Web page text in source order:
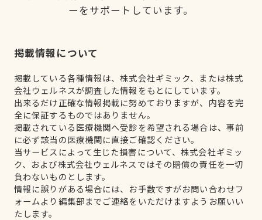
ーをサポートしています。
掲載情報について
掲載している各種情報は、株式会社ギミック、または株式
会社ウェルネスが調査した情報をもとにしています。
出来るだけ正確な情報掲載に努めておりますが、内容を完
全に保証するものではありません。
掲載されている医療機関へ受診を希望される場合は、事前
に必ず該当の医療機関に直接ご確認ください。
当サービスによって生じた損害について、株式会社ギミッ
ク、および株式会社ウェルネスではその賠償の責任を一切
負わないものとします。
情報に誤りがある場合には、お手数ですがお問い合わせフ
ォームより編集部までご連絡をいただけますようお願いい
たします。